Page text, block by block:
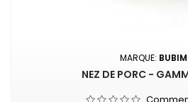
MARQUE:
NEZ DE PORC -